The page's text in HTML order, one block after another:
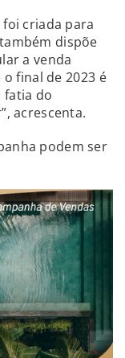
criada para
dispõe
a venda
final de 2023 é
fatia do
acrescenta.
podem ser